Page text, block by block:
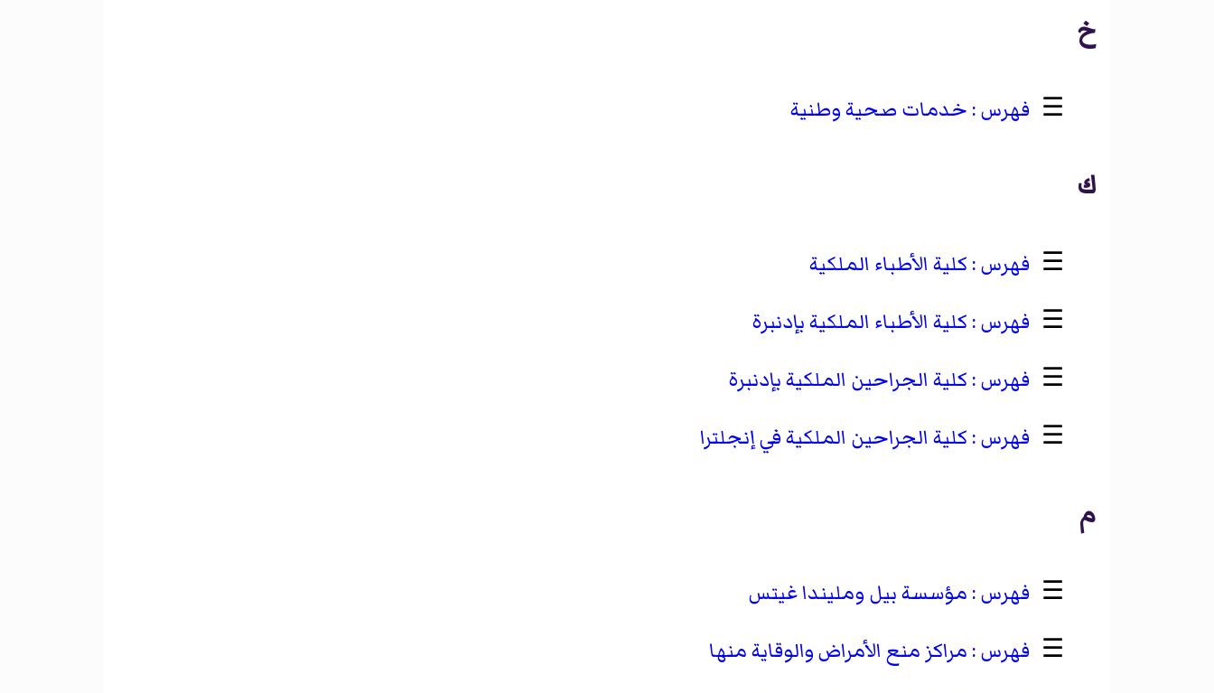
خ
☰ خدمات صحية وطنية
ك
☰
كلية الأطباء الملكية
☰
كلية الأطباء الملكية بإدنبرة
☰
كلية الجراحين الملكية بإدنبرة
☰
كلية الجراحين الملكية في إنجلترا
م
☰
مؤسسة بيل ومليندا غيتس
☰
مراكز منع الأمراض والوقاية منها